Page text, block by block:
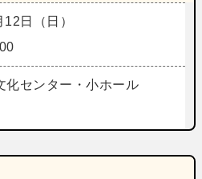
日（日）
化センター・小ホール